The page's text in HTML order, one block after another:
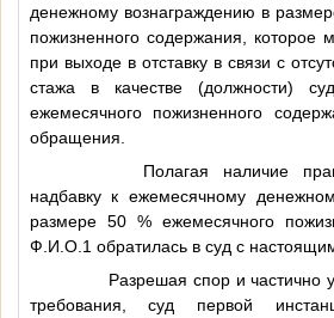
денежному вознаграждению в
пожизненного содержания, которое
при выходе в отставку в связи с
стажа в качестве (должности)
ежемесячного пожизненного
обращения.
Полагая наличие
надбавку к ежемесячному
размере 50 % ежемесячного
Ф.И.О.1 обратилась в суд с
Разрешая спор и частично
требования, суд первой